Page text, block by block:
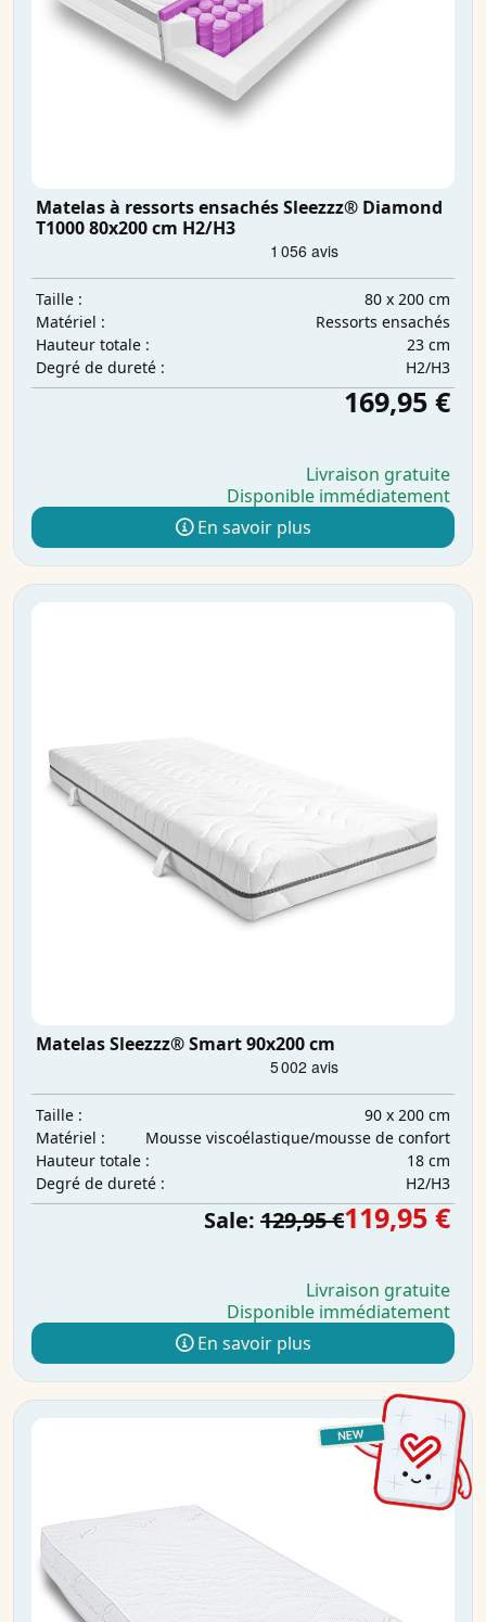
Matelas à ressorts ensachés Sleezzz® Diamond
T1000 80x200 cm H2/H3
Taille :
80 x 200 cm
Matériel :
Ressorts ensachés
Hauteur totale :
23 cm
Degré de dureté :
H2/H3
169,95 €
Livraison gratuite
Disponible immédiatement
En savoir plus
Matelas Sleezzz® Smart 90x200 cm
Taille :
90 x 200 cm
Matériel :
Mousse viscoélastique/mousse de confort
Hauteur totale :
18 cm
Degré de dureté :
H2/H3
Sale: 129,95 €119,95 €
Livraison gratuite
Disponible immédiatement
En savoir plus